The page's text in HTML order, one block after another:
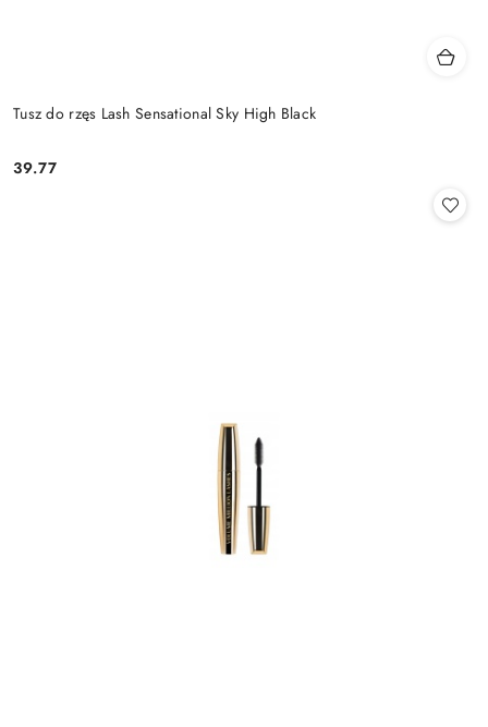
Tusz do rzęs Lash Sensational Sky High Black
Cena:
39.77